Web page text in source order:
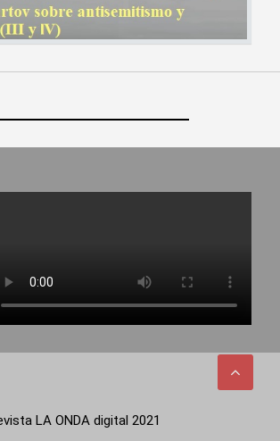
LA ONDA digital 2021